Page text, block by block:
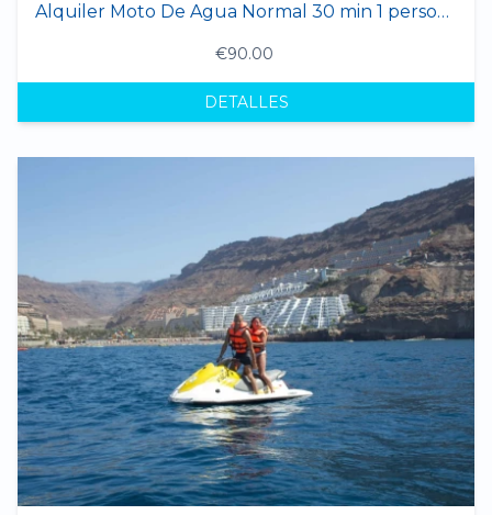
Alquiler Moto De Agua Normal 30 min 1 persona
€90.00
DETALLES